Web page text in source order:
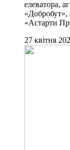
елеватора,
«Добробут»,
«Астарти
27 квітня